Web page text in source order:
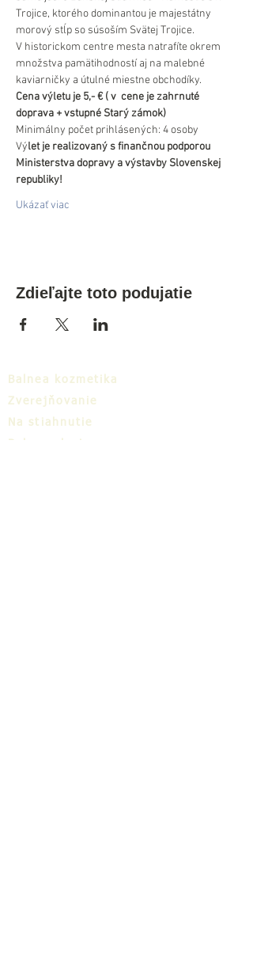
Trojice, ktorého dominantou je majestátny
morový stĺp so súsoším Svätej Trojice.
V historickom centre mesta natrafíte okrem
množstva pamätihodností aj na malebné
kaviarničky a útulné miestne obchodíky.
Cena výletu je 5,- € ( v  cene je zahrnuté
doprava + vstupné Starý zámok)
Minimálny počet prihlásených: 4 osoby
Výlet je realizovaný s finančnou podporou
Ministerstva dopravy a výstavby Slovenskej
republiky!
Ukázať viac
Zdieľajte toto podujatie
Balnea kozmetika
Zverejňovanie
Na stiahnutie